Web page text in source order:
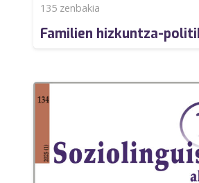
135 zenbakia
Familien hizkuntza-